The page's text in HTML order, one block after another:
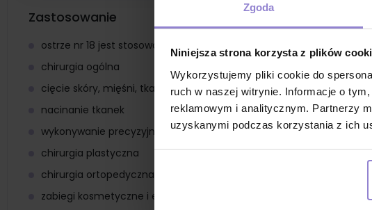
Zgoda
Niniejsza strona korzysta z plików
Wykorzystujemy pliki cookie do
ruch w naszej witrynie. Informacje o
reklamowym i analitycznym. Partnerzy
uzyskanymi podczas korzystania z ich
Zastosowanie
ostrze nr 18 jest stosowane w chirurgii ogólnej, ortopedii, chirurgii
chirurgia ogólna
cięcie skóry, mięśni, tkanek podskórnych
nacinanie tkanek
wykonywanie precyzyjnych nacięć
chirurgia plastyczna
chirurgia ortopedyczna
zabiegi kosmetyczne i estetyczne